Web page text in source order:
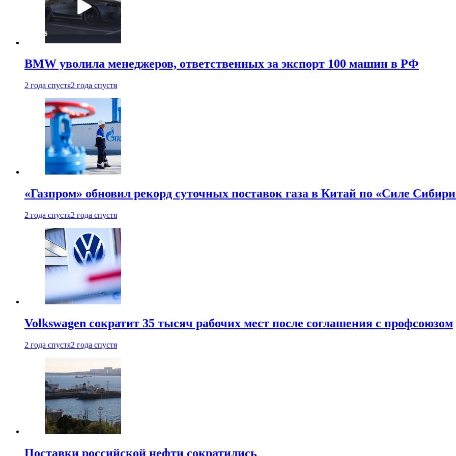
BMW уволила менеджеров, ответственных за экспорт 100 машин в РФ
2 года спустя2 года спустя
«Газпром» обновил рекорд суточных поставок газа в Китай по «Силе
2 года спустя2 года спустя
Volkswagen сократит 35 тысяч рабочих мест после соглашения с профсоюзом
2 года спустя2 года спустя
Поставки российской нефти сократились